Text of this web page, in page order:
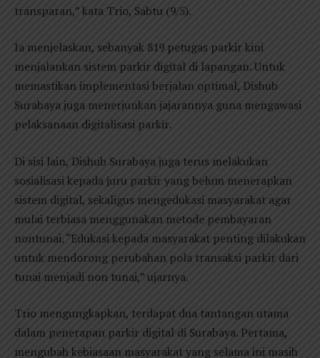
transparan,” kata Trio, Sabtu (9/5).
Ia menjelaskan, sebanyak 819 petugas parkir kini
menjalankan sistem parkir digital di lapangan. Untuk
memastikan implementasi berjalan optimal, Dishub
Surabaya juga menerjunkan jajarannya guna mengawasi
pelaksanaan digitalisasi parkir.
Di sisi lain, Dishub Surabaya juga terus melakukan
sosialisasi kepada juru parkir yang belum menerapkan
sistem digital, sekaligus mengedukasi masyarakat agar
mulai terbiasa menggunakan metode pembayaran
nontunai. “Edukasi kepada masyarakat penting dilakukan
untuk mendorong perubahan pola transaksi parkir dari
tunai menjadi non tunai,” ujarnya.
Trio mengungkapkan, terdapat dua tantangan utama
dalam penerapan parkir digital di Surabaya. Pertama,
mengubah kebiasaan masyarakat yang selama ini masih